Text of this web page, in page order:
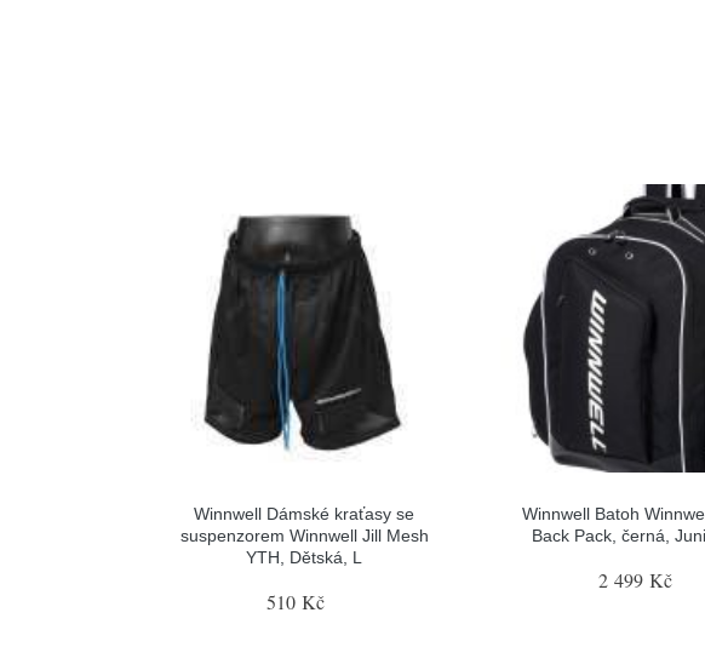
Winnwell Dámské kraťasy se
suspenzorem Winnwell Jill Mesh
YTH, Dětská, L
510 Kč
Winnwell Batoh
Back Pack, černá,
2 499 Kč